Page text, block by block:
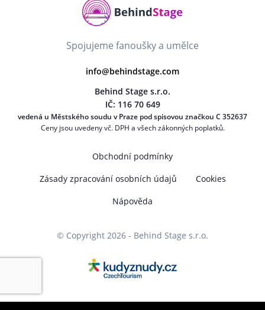
Spojujeme fanoušky a umělce
info@behindstage.com
Behind Stage s.r.o.
IČ: 116 70 649
vedená u Městského soudu v Praze pod spisovou značkou C 352637
Ceny jsou uvedeny vč. DPH a všech zákonných poplatků.
Obchodní podmínky
Zásady zpracování osobních údajů
Cookies
Nápověda
© Copyright 2026 - Behind Stage s.r.o.